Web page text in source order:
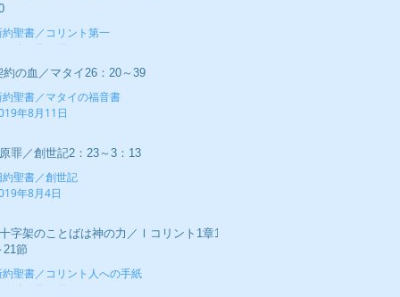
約聖書／コリント第一
2019年8月18日
約の血／マタイ26：20～39
約聖書／マタイの福音書
年8月11日
罪／創世記2：23～3：13
約聖書／創世記
年8月4日
字架のことばは神の力／Ⅰコリント1章17
21節
約聖書／コリント人への手紙
2019年7月28日